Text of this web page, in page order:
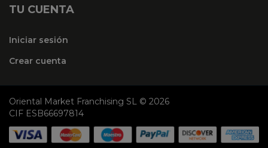
TU CUENTA
Iniciar sesión
Crear cuenta
Oriental Market Franchising SL © 2026
CIF ESB66697814